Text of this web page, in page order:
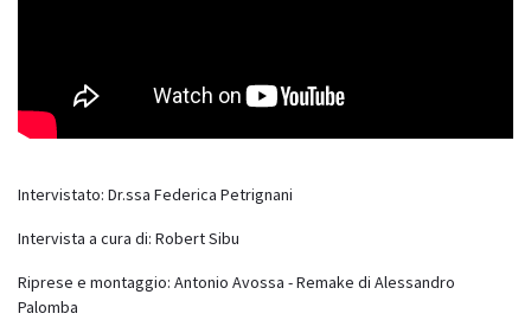
Intervistato: Dr.ssa Federica Petrignani
Intervista a cura di: Robert Sibu
Riprese e montaggio: Antonio Avossa - Remake di Alessandro
Palomba